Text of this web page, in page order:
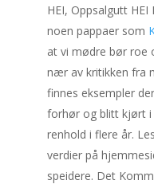
HEI, Oppsalgutt HEI
noen pappaer som
at vi mødre bør roe
nær av kritikken fra
finnes eksempler
forhør og blitt kjørt i
renhold i flere år.
verdier på
speidere. Det